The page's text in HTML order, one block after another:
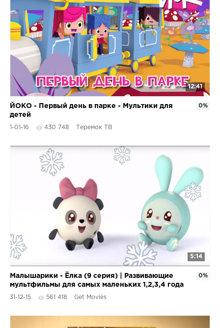
12:41
ЙОКО - Первый день в парке - Мультики для
детей
1-01-16 430 748 Теремок ТВ
0%
5:14
Малышарики - Ёлка (9 серия) | Развивающие
мультфильмы для самых маленьких 1,2,3,4 года
31-12-15 561 418 Get Movies
0%